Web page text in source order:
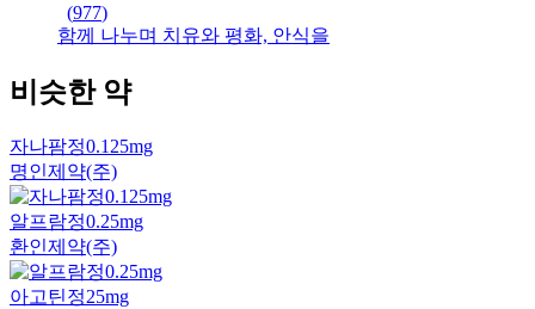
(977)
함께 나누며 치유와 평화, 안식을
비슷한 약
자나팜정0.125mg
명인제약(주)
알프람정0.25mg
환인제약(주)
아고틴정25mg